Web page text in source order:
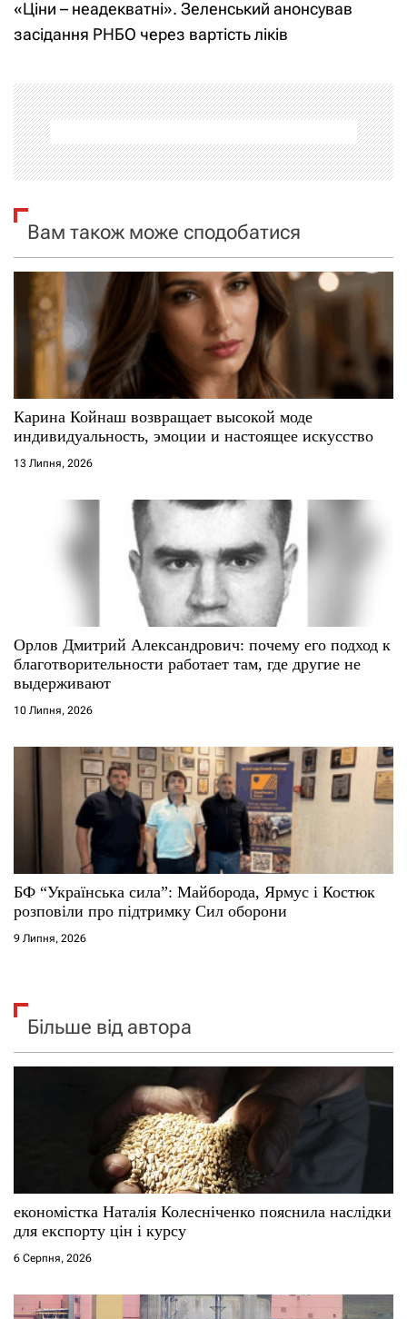
і
а
ц
і
я
з
с
і
«Ціни – неадекватні». Зеленський анонсував
засідання РНБО через вартість ліків
Вам також може сподобатися
Карина Койнаш возвращает высокой моде
индивидуальность, эмоции и настоящее искусство
13 Липня, 2026
Орлов Дмитрий Александрович: почему его подход к
благотворительности работает там, где другие не
выдерживают
10 Липня, 2026
БФ “Українська сила”: Майборода, Ярмус і Костюк
розповіли про підтримку Сил оборони
9 Липня, 2026
Більше від автора
економістка Наталія Колесніченко пояснила наслідки
для експорту цін і курсу
6 Серпня, 2026